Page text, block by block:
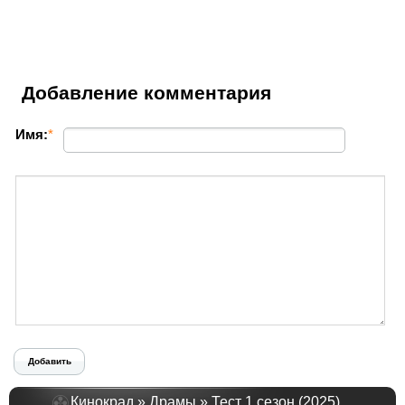
Добавление комментария
Имя:*
Добавить
Кинокрад » Драмы » Тест 1 сезон (2025)